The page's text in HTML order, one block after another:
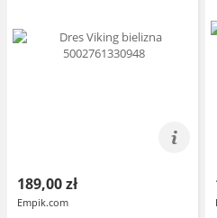
189,00 zł
Empik.com